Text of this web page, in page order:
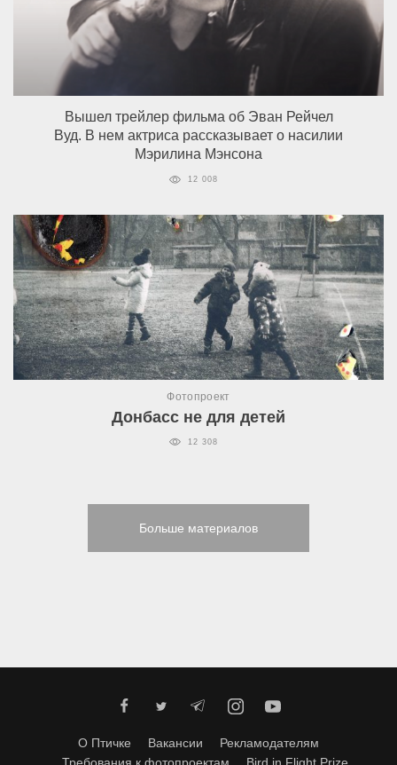
Вышел трейлер фильма об Эван Рейчел
Вуд. В нем актриса рассказывает о насилии
Мэрилина Мэнсона
12 008
Фотопроект
Донбасс не для детей
12 308
Больше материалов
О Птичке Вакансии
Рекламодателям